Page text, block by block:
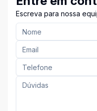
Escreva para nossa